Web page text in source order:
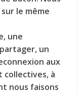
le même
une
un
aux
collectives, à
nous faisons